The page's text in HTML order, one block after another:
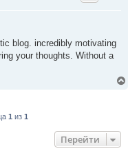
blog. incredibly motivating
your thoughts. Without a
1 из 1
Перейти